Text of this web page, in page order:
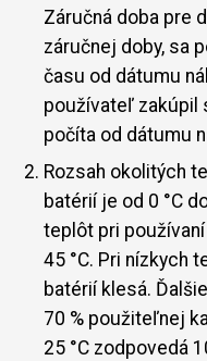
Záručná doba pre
záručnej doby, sa
času od dátumu
používateľ zakúpil
počíta od dátumu
Rozsah okolitých
batérií je od 0 °C
teplôt pri
45 °C. Pri nízkych
batérií klesá.
70 % použiteľnej
25 °C zodpovedá